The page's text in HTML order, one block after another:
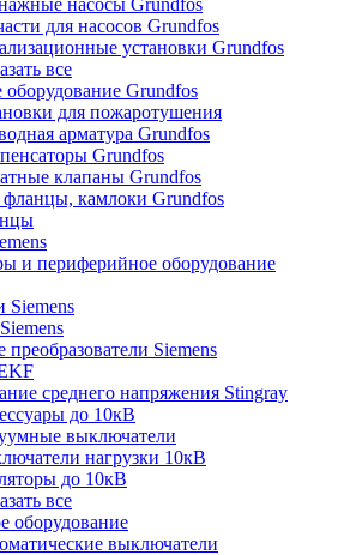
насосы Grundfos
для насосов Grundfos
установки Grundfos
все
Grundfos
для пожаротушения
арматура Grundfos
Grundfos
клапаны Grundfos
камлоки Grundfos
и периферийное оборудование
Siemens
преобразователи Siemens
среднего напряжения Stingray
до 10кВ
выключатели
нагрузки 10кВ
до 10кВ
все
оборудование
выключатели